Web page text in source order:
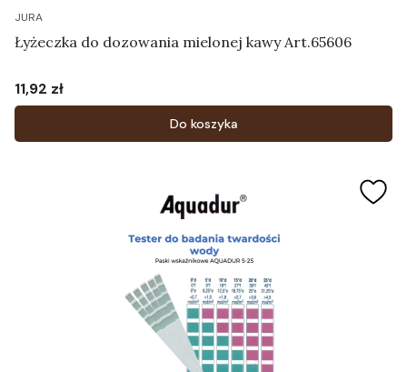
JURA
Łyżeczka do dozowania mielonej kawy Art.65606
Cena
11,92 zł
Do koszyka